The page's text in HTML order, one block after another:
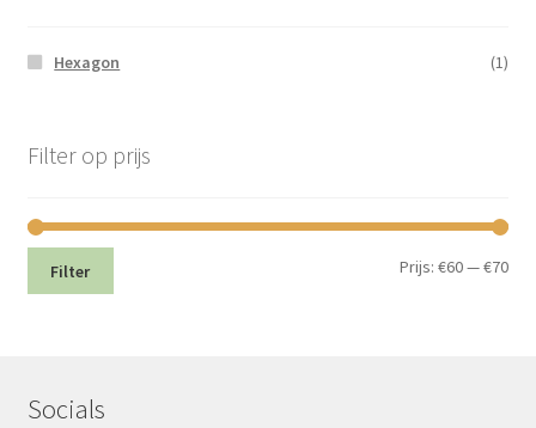
Hexagon (1)
Filter op prijs
Min.
Filter Prijs:€60—€70
Socials